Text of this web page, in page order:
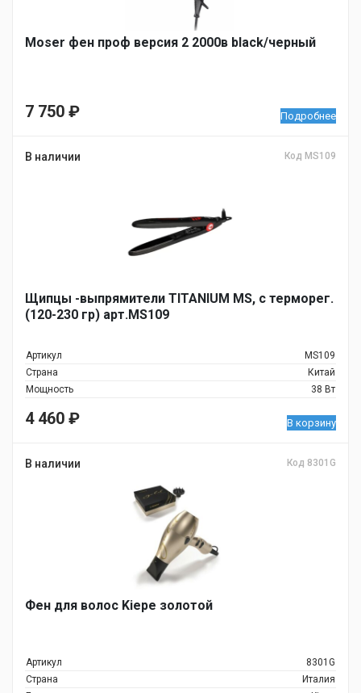
Moser фен проф версия 2 2000в black/черный
7 750 ₽ Подробнее
В наличии Код MS109
Щипцы -выпрямители TITANIUM MS, c терморег.
(120-230 гр) арт.MS109
Артикул
MS109
Страна
Китай
Мощность
38 Вт
4 460 ₽ В корзину
В наличии Код 8301G
Фен для волос Kiepe золотой
Артикул
8301G
Страна
Италия